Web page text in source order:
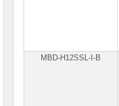
платы
SuperMicro
MBD-H12SSL-I-B